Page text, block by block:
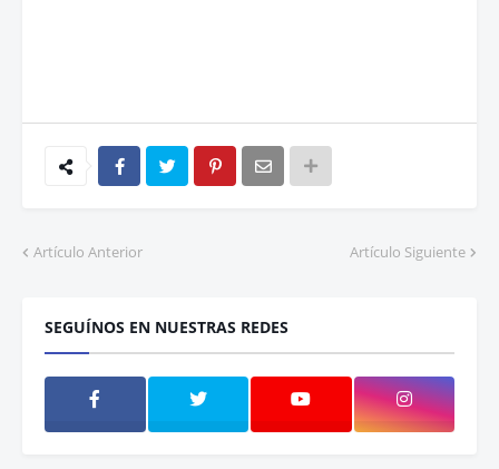
Artículo Anterior Artículo Siguiente
SEGUÍNOS EN NUESTRAS REDES